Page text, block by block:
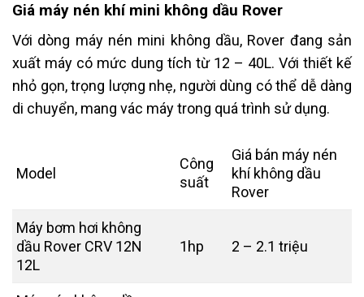
Giá máy nén khí mini không dầu Rover
Với dòng máy nén mini không dầu, Rover đang sản
xuất máy có mức dung tích từ 12 – 40L. Với thiết kế
nhỏ gọn, trọng lượng nhẹ, người dùng có thể dễ dàng
di chuyển, mang vác máy trong quá trình sử dụng.
Model
Công
suất
Giá bán máy nén
khí không dầu
Rover
Máy bơm hơi không
dầu Rover CRV 12N
12L
1hp 2 – 2.1 triệu